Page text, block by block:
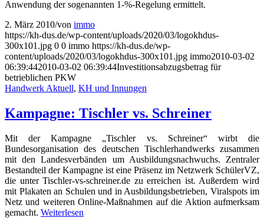
Anwendung der sogenannten 1-%-Regelung ermittelt.
2. März 2010/von immo
https://kh-dus.de/wp-content/uploads/2020/03/logokhdus-
300x101.jpg 0 0 immo https://kh-dus.de/wp-
content/uploads/2020/03/logokhdus-300x101.jpg immo2010-03-02
06:39:442010-03-02 06:39:44Investitionsabzugsbetrag für
betrieblichen PKW
Handwerk Aktuell, KH und Innungen
Kampagne: Tischler vs. Schreiner
Mit der Kampagne „Tischler vs. Schreiner“ wirbt die
Bundesorganisation des deutschen Tischlerhandwerks zusammen
mit den Landesverbänden um Ausbildungsnachwuchs. Zentraler
Bestandteil der Kampagne ist eine Präsenz im Netzwerk SchülerVZ,
die unter Tischler-vs-schreiner.de zu erreichen ist. Außerdem wird
mit Plakaten an Schulen und in Ausbildungsbetrieben, Viralspots im
Netz und weiteren Online-Maßnahmen auf die Aktion aufmerksam
gemacht. Weiterlesen